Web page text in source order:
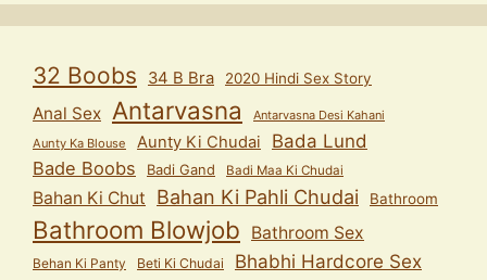
32 Boobs 34 B Bra 2020 Hindi Sex Story
Anal Sex Antarvasna
Antarvasna Desi Kahani
Aunty Ka Blouse
Aunty Ki Chudai
Bada Lund
Bade Boobs
Badi Gand Badi Maa Ki Chudai
Bahan Ki Chut Bahan Ki Pahli Chudai Bathroom
Bathroom Blowjob Bathroom Sex
Behan Ki Panty Beti Ki Chudai Bhabhi Hardcore Sex